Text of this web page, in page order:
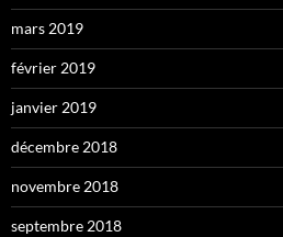
mars 2019
février 2019
janvier 2019
décembre 2018
novembre 2018
septembre 2018